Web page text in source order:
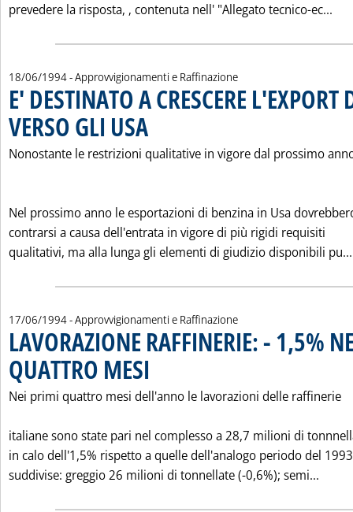
prevedere la risposta, ‚ contenuta nell' "Allegato tecnico-ec...
18/06/1994- Approvvigionamenti e Raffinazione
E' DESTINATO A CRESCERE
VERSO GLI USA
Nonostante le restrizioni qualitative in vigore dal prossimo
Nel prossimo anno le esportazioni di benzina in Usa
contrarsi a causa dell'entrata in vigore di più rigidi requisiti
qualitativi, ma alla lunga gli elementi di giudizio disponibili pu...
17/06/1994- Approvvigionamenti e Raffinazione
LAVORAZIONE RAFFINERIE: - 1,5%
QUATTRO MESI
Nei primi quattro mesi dell'anno le lavorazioni delle raffinerie
italiane sono state pari nel complesso a 28,7 milioni di
in calo dell'1,5% rispetto a quelle dell'analogo periodo del
suddivise: greggio 26 milioni di tonnellate (-0,6%); semi...